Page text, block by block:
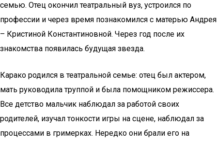
семью. Отец окончил театральный вуз, устроился по
профессии и через время познакомился с матерью Андрея
– Кристиной Константиновной. Через год после их
знакомства появилась будущая звезда.
Карако родился в театральной семье: отец был актером,
мать руководила труппой и была помощником режиссера.
Все детство мальчик наблюдал за работой своих
родителей, изучал тонкости игры на сцене, наблюдал за
процессами в гримерках. Нередко они брали его на